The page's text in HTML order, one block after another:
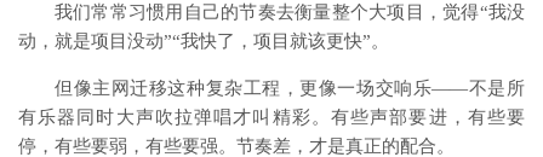
我们常常习惯用自己的节奏去衡量整个大项目，觉得“我没
动，就是项目没动”“我快了，项目就该更快”。
但像主网迁移这种复杂工程，更像一场交响乐——不是所
有乐器同时大声吹拉弹唱才叫精彩。有些声部要进，有些要
停，有些要弱，有些要强。节奏差，才是真正的配合。